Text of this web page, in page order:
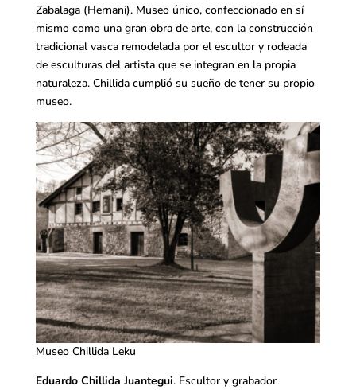
Zabalaga (Hernani). Museo único, confeccionado en sí
mismo como una gran obra de arte, con la construcción
tradicional vasca remodelada por el escultor y rodeada
de esculturas del artista que se integran en la propia
naturaleza. Chillida cumplió su sueño de tener su propio
museo.
Museo Chillida Leku
Eduardo Chillida Juantegui. Escultor y grabador